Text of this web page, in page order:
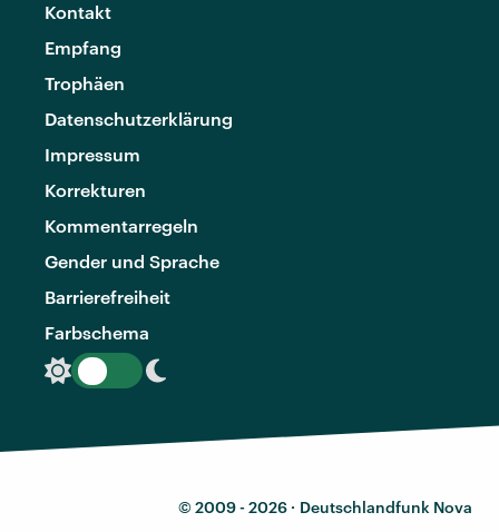
Kontakt
Empfang
Trophäen
Datenschutzerklärung
Impressum
Korrekturen
Kommentarregeln
Gender und Sprache
Barrierefreiheit
Farbschema
© 2009 - 2026 · Deutschlandfunk Nova